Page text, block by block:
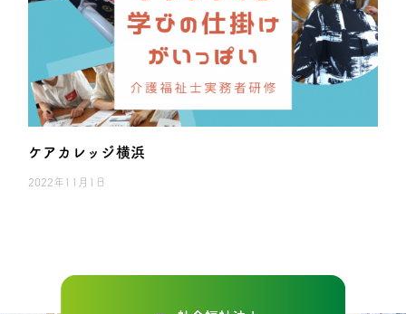
ケアカレッジ横浜
2022年11月1日